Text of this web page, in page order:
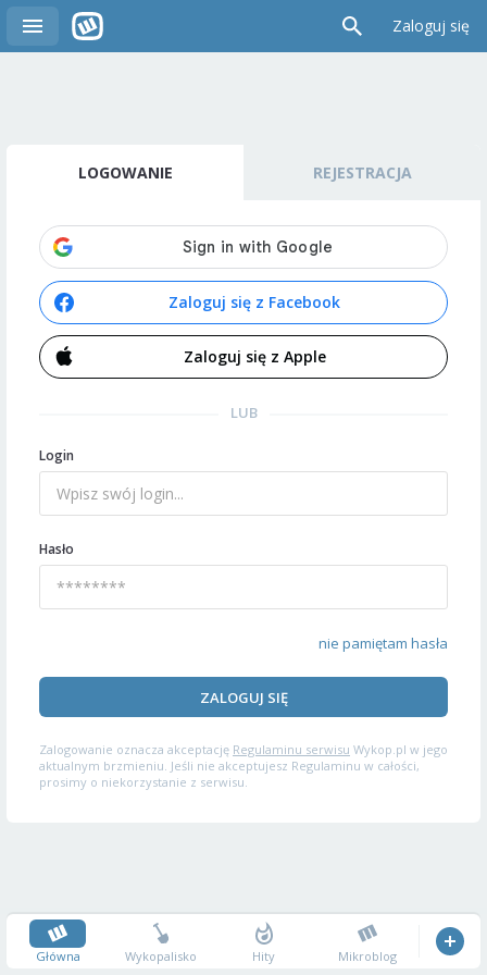
Zaloguj się
LOGOWANIE REJESTRACJA
Zaloguj się z Facebook
Zaloguj się z Apple
LUB
Login
Hasło
nie pamiętam hasła
ZALOGUJ SIĘ
Zalogowanie oznacza akceptację Regulaminu serwisu Wykop.pl w jego
aktualnym brzmieniu. Jeśli nie akceptujesz Regulaminu w całości,
prosimy o niekorzystanie z serwisu.
Główna Wykopalisko Hity Mikroblog